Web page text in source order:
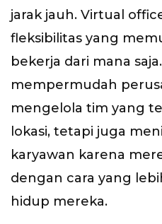
jarak jauh. Virtual
fleksibilitas yang
bekerja dari mana
mempermudah
mengelola tim yang
lokasi, tetapi juga
karyawan karena
dengan cara yang
hidup mereka.